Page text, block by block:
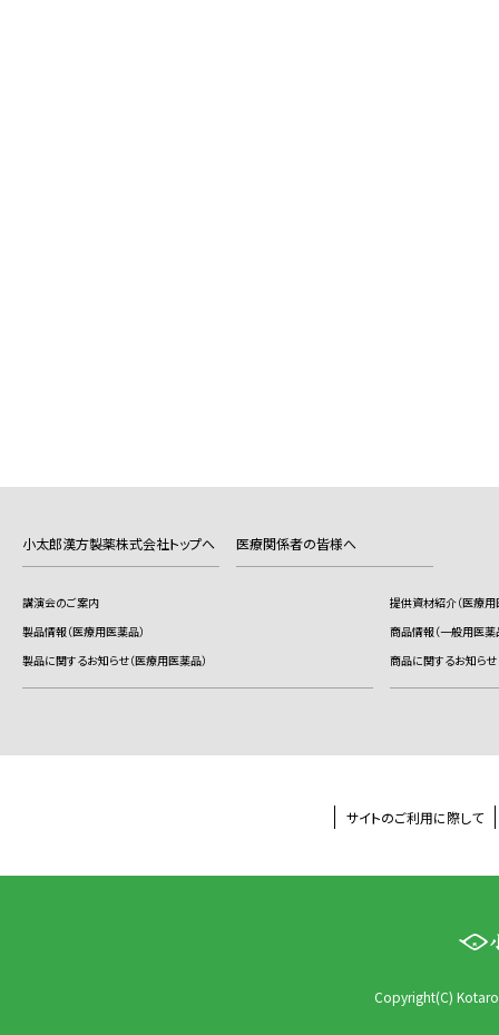
小太郎漢方製薬株式会社トップへ 医療関係者の皆様へ
講演会のご案内
製品情報（医療用医薬品）
製品に関するお知らせ（医療用医薬品）
提供資材紹介（医療用
商品情報（一般用医薬
商品に関するお知らせ
サイトのご利用に際して
Copyright(C)